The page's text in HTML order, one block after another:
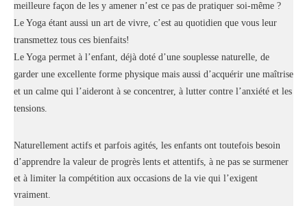
meilleure façon de les y amener n’est ce pas de pratiquer soi-même ?
Le Yoga étant aussi un art de vivre, c’est au quotidien que vous leur
transmettez tous ces bienfaits!
Le Yoga permet à l’enfant, déjà doté d’une souplesse naturelle, de
garder une excellente forme physique mais aussi d’acquérir une maîtrise
et un calme qui l’aideront à se concentrer, à lutter contre l’anxiété et les
tensions.
Naturellement actifs et parfois agités, les enfants ont toutefois besoin
d’apprendre la valeur de progrès lents et attentifs, à ne pas se surmener
et à limiter la compétition aux occasions de la vie qui l’exigent
vraiment.